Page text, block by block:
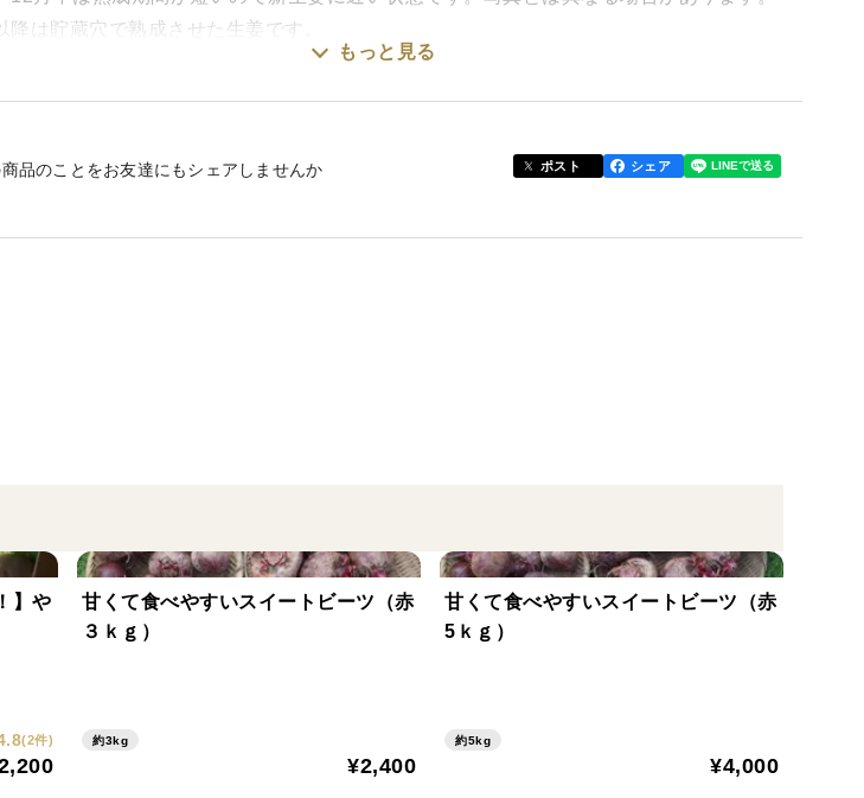
降は貯蔵穴で熟成させた生姜です。
らいの深さに植えます
もっと見る
商品のことをお友達にもシェアしませんか ポスト シェア
】や
(2件)
甘くて食べやすいスイートビーツ（赤
３ｋｇ）
約3kg
¥2,400
甘くて食べやすいスイートビーツ（赤
5ｋｇ）
約5kg
¥4,000